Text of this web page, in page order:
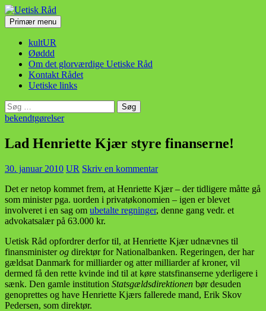
Hop
til
indhold
Uetisk Råd
SøgPrimær menu
kultUR
Øøddd
Om det glorværdige Uetiske Råd
Kontakt Rådet
Uetiske links
Søg
efter:
bekendtgørelser
Lad Henriette Kjær styre finanserne!
30. januar 2010 UR Skriv en kommentar
Det er netop kommet frem, at Henriette Kjær – der tidligere måtte gå
som minister pga. uorden i privatøkonomien – igen er blevet
involveret i en sag om ubetalte regninger, denne gang vedr. et
advokatsalær på 63.000 kr.
Uetisk Råd opfordrer derfor til, at Henriette Kjær udnævnes til
finansministerog direktør for Nationalbanken. Regeringen, der har
gældsat Danmark for milliarder og atter milliarder af kroner, vil
dermed få den rette kvinde ind til at køre statsfinanserne yderligere i
sænk. Den gamle institution Statsgældsdirektionen bør desuden
genoprettes og have Henriette Kjærs fallerede mand, Erik Skov
Pedersen, som direktør.